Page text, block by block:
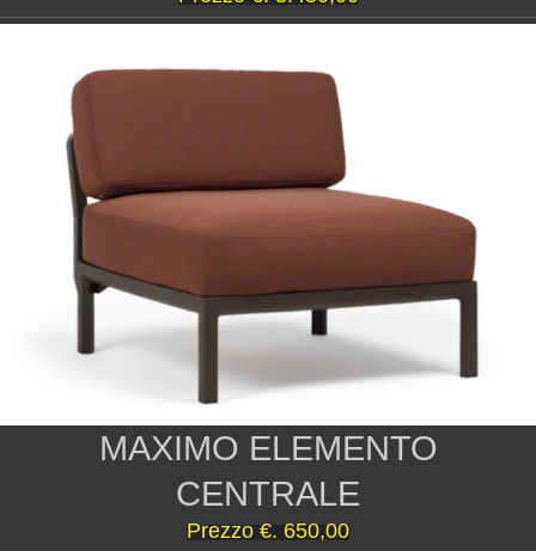
MAXIMO ELEMENTO
CENTRALE
Prezzo €. 650,00